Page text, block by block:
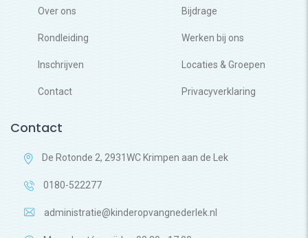
Over ons Bijdrage
Rondleiding Werken bij ons
Inschrijven Locaties & Groepen
Contact Privacyverklaring
Contact
De Rotonde 2, 2931WC Krimpen aan de Lek
0180-522277
administratie@kinderopvangnederlek.nl